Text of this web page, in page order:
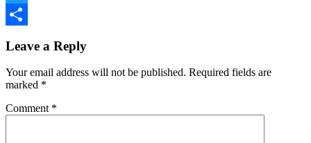
Twitter
Leave a Reply
Your email address will not be published. Required fields are
marked *
Comment *